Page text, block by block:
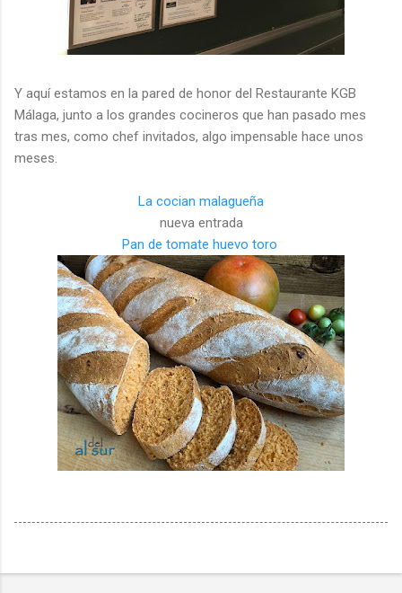
Y aquí estamos en la pared de honor del Restaurante KGB
Málaga, junto a los grandes cocineros que han pasado mes
tras mes, como chef invitados, algo impensable hace unos
meses.
La cocian malagueña
nueva entrada
Pan de tomate huevo toro